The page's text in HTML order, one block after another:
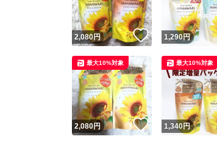
2,080円 いいね！
1,290円
2,080円 いいね！
最大10%対象
1,340円
最大10%対象